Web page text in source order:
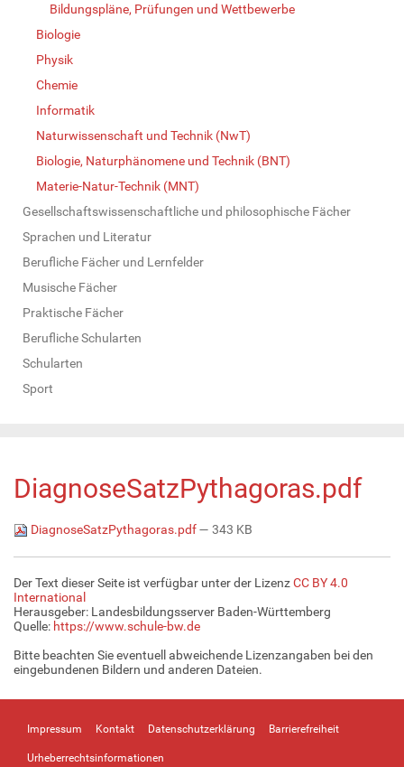
Bildungspläne, Prüfungen und Wettbewerbe
Biologie
Physik
Chemie
Informatik
Naturwissenschaft und Technik (NwT)
Biologie, Naturphänomene und Technik (BNT)
Materie-Natur-Technik (MNT)
Gesellschaftswissenschaftliche und philosophische Fächer
Sprachen und Literatur
Berufliche Fächer und Lernfelder
Musische Fächer
Praktische Fächer
Berufliche Schularten
Schularten
Sport
DiagnoseSatzPythagoras.pdf
DiagnoseSatzPythagoras.pdf— 343 KB
Der Text dieser Seite ist verfügbar unter der LizenzCC BY 4.0
International
Herausgeber: Landesbildungsserver Baden-Württemberg
Quelle: https://www.schule-bw.de
Bitte beachten Sie eventuell abweichende Lizenzangaben bei den
eingebundenen Bildern und anderen Dateien.
Impressum Kontakt Datenschutzerklärung Barrierefreiheit
Urheberrechtsinformationen